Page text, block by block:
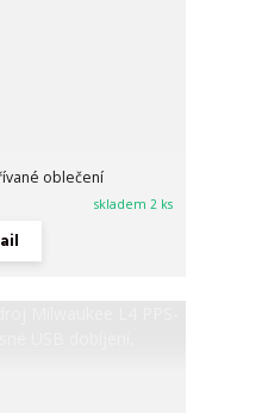
oblečení
skladem 2 ks